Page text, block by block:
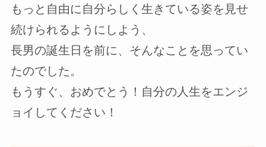
もっと自由に自分らしく生きている姿を見せ
続けられるようにしよう、
長男の誕生日を前に、そんなことを思ってい
たのでした。
もうすぐ、おめでとう！自分の人生をエンジ
ョイしてください！